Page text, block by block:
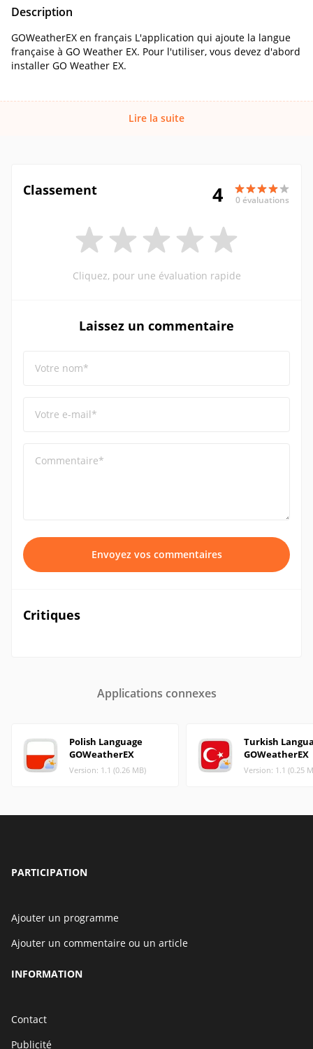
Description
GOWeatherEX en français L'application qui ajoute la langue
française à GO Weather EX. Pour l'utiliser, vous devez d'abord
installer GO Weather EX.
Lire la suite
Classement 4 0 évaluations
Cliquez, pour une évaluation rapide
Laissez un commentaire
Votre nom*
Votre e-mail*
Commentaire*
Envoyez vos commentaires
Critiques
Applications connexes
Polish Language
GOWeatherEX
Version: 1.1 (0.26 MB)
Turkish
GOWeatherEX
Version: 1.1 (0.25
PARTICIPATION
Ajouter un programme
Ajouter un commentaire ou un article
INFORMATION
Contact
Publicité